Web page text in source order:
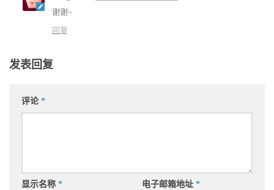
谢谢~
回复
发表回复
评论 *
显示名称 * 电子邮箱地址 *